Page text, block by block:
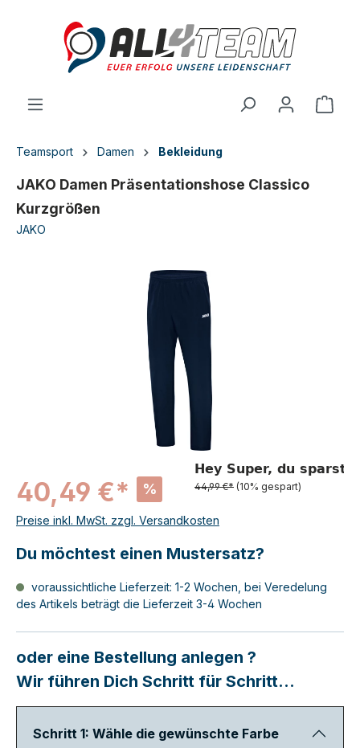
Teamsport Damen Bekleidung
JAKO Damen Präsentationshose Classico
Kurzgrößen
JAKO
40,49 €* % 44,99 €* (10% gespart)
Preise inkl. MwSt. zzgl. Versandkosten
Du möchtest einen Mustersatz?
voraussichtliche Lieferzeit: 1-2 Wochen, bei Veredelung
des Artikels beträgt die Lieferzeit 3-4 Wochen
oder eine Bestellung anlegen ?
Wir führen Dich Schritt für Schritt...
Schritt 1: Wähle die gewünschte Farbe